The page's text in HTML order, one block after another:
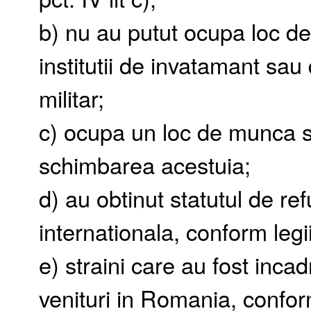
b) nu au putut ocupa loc
institutii de invatamant
militar;
c) ocupa un loc de munca
schimbarea acestuia;
d) au obtinut statutul de
internationala, conform
e) straini care au fost
venituri in Romania,